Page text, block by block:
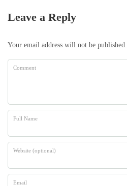
Leave a Reply
Your email address will not be published.
Comment
Full Name
Website (optional)
Email